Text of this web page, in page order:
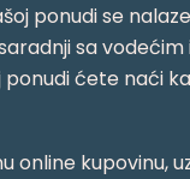
ponudi se
sa
ćete naći
kupovinu,